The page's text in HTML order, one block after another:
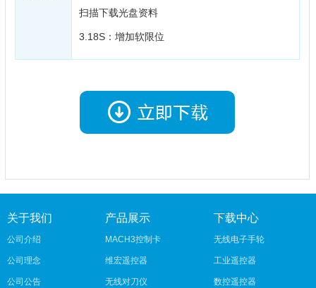
扫描下载光盘资料
3.18S：增加软限位
关于我们
公司介绍
公司理念
公司公告
产品展示
MACH3控制卡
维宏遥控器
无线对刀仪
下载中心
无线电子手轮
工业遥控器
数控遥控器